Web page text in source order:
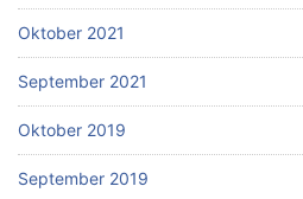
Oktober 2021
September 2021
Oktober 2019
September 2019